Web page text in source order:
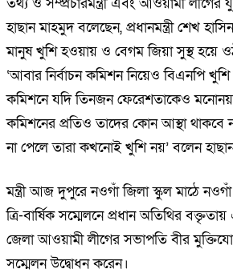
হাছান মাহমুদ বলেছেন, প্রধানমন্ত্রী শেখ
মানুষ খুশি হওয়ায় ও বেগম জিয়া সুস্থ হয়ে
‘আবার নির্বাচন কমিশন নিয়েও বিএনপি
কমিশনে যদি তিনজন ফেরেশতাকেও
কমিশনের প্রতিও তাদের কোন আস্থা থাকবে
না পেলে তারা কখনোই খুশি নয়’ বলেন
মন্ত্রী আজ দুপুরে নওগাঁ জিলা স্কুল মাঠে
ত্রি-বার্ষিক সম্মেলনে প্রধান অতিথির
জেলা আওয়ামী লীগের সভাপতি বীর
সম্মেলন উদ্বোধন করেন।